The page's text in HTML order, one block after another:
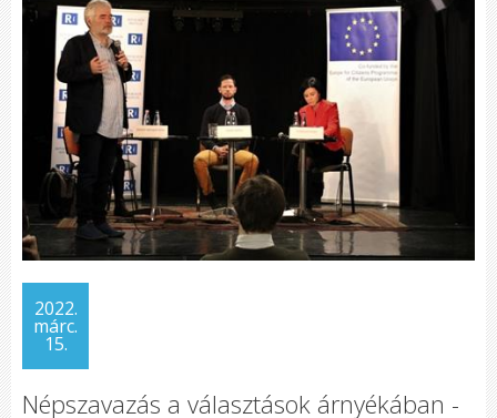
2022.
márc.
15.
Népszavazás a választások árnyékában -